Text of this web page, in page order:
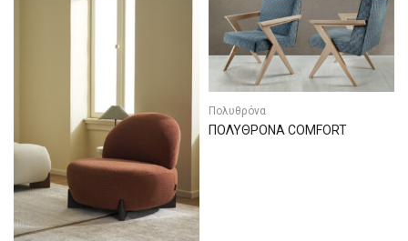
Πολυθρόνα
ΠΟΛΥΘΡΟΝΑ COMFORT